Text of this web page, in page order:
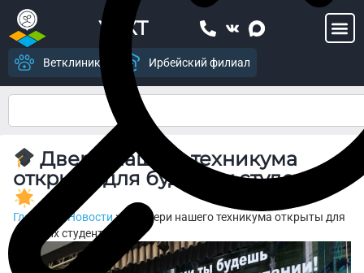
УСХТ
Ветклиника Ирбейский филиал
Двери нашего техникума
открыты для будущих студентов!
Главная >Новости>
Двери нашего техникума открыты для
будущих студентов!